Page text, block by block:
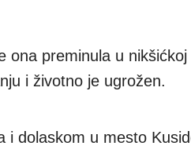
ona preminula u
i životno je ugrožen.
i dolaskom u mesto